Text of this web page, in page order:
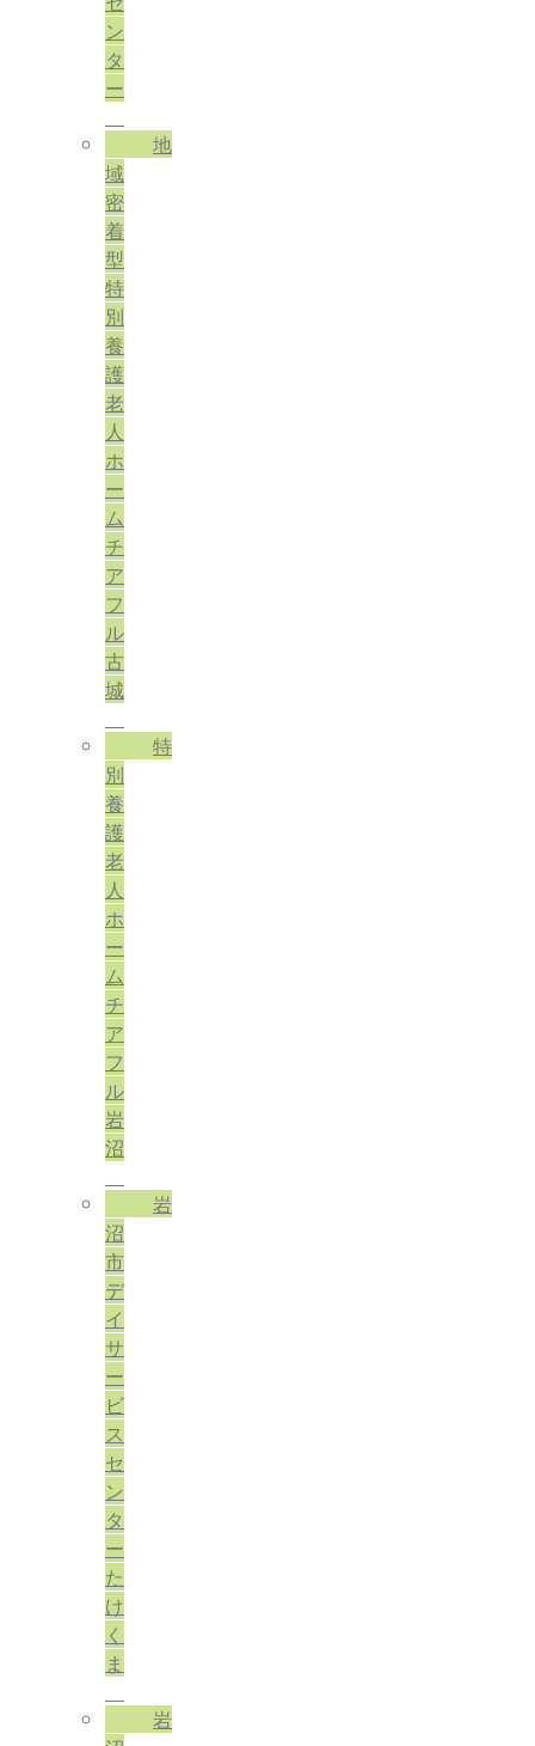
ン
タ
ー
地
域
密
着
型
特
別
養
護
老
人
ホ
ー
ム
チ
ア
フ
ル
古
城
特
別
養
護
老
人
ホ
ー
ム
チ
ア
フ
ル
岩
沼
岩
沼
市
デ
イ
サ
ー
ビ
ス
セ
ン
タ
ー
た
け
く
ま
岩